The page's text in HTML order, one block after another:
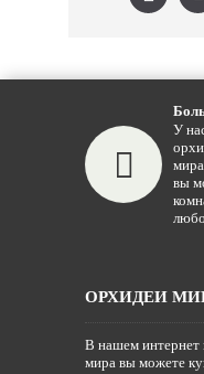
У
вы
ОРХИДЕИ
В нашем интернет
мира вы можете